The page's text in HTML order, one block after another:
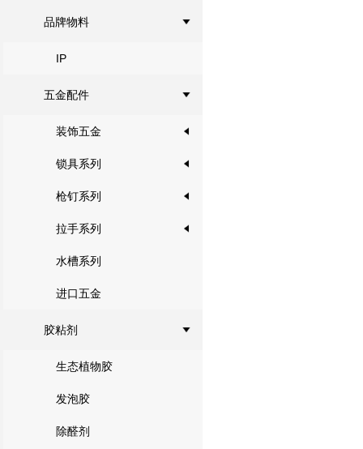
品牌物料
IP
五金配件
装饰五金
锁具系列
枪钉系列
拉手系列
水槽系列
进口五金
胶粘剂
生态植物胶
发泡胶
除醛剂